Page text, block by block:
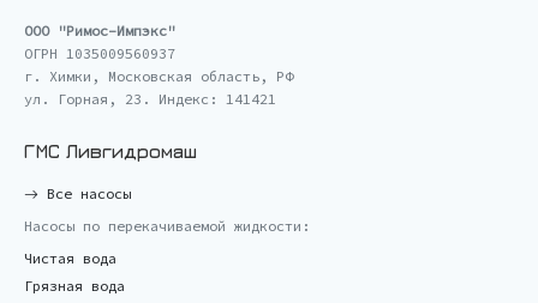
ООО "Римос-Импэкс"
ОГРН 1035009560937
г. Химки, Московская область, РФ
ул. Горная, 23. Индекс: 141421
ГМС Ливгидромаш
Все насосы
Насосы по перекачиваемой жидкости:
Чистая вода
Грязная вода